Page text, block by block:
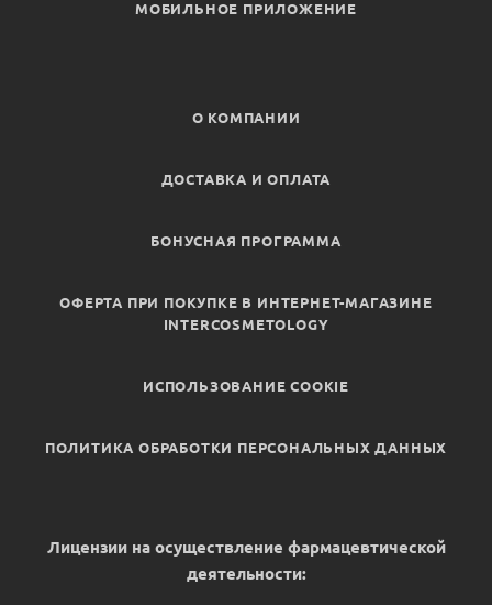
МОБИЛЬНОЕ ПРИЛОЖЕНИЕ
О КОМПАНИИ
ДОСТАВКА И ОПЛАТА
БОНУСНАЯ ПРОГРАММА
ОФЕРТА ПРИ ПОКУПКЕ В ИНТЕРНЕТ-МАГАЗИНЕ
INTERCOSMETOLOGY
ИСПОЛЬЗОВАНИЕ COOKIE
ПОЛИТИКА ОБРАБОТКИ ПЕРСОНАЛЬНЫХ ДАННЫХ
Лицензии на осуществление фармацевтической
деятельности: